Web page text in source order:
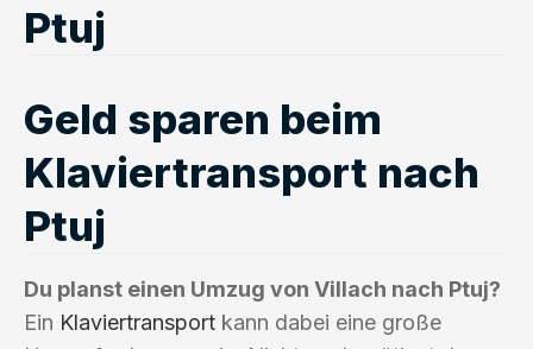
Ptuj
Geld sparen beim
Klaviertransport nach
Ptuj
Du planst einen Umzug von Villach nach Ptuj?
Ein Klaviertransport kann dabei eine große